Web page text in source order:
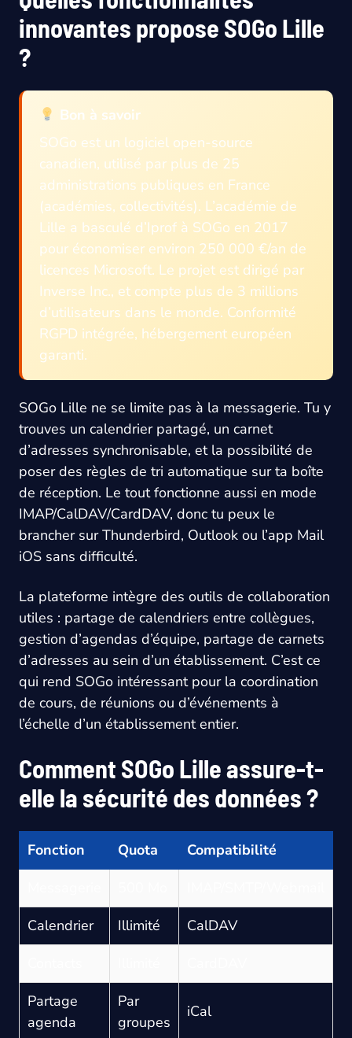
innovantes propose SOGo Lille
?
Bon à savoir
SOGo est un logiciel open-source
canadien, utilisé par plus de 25
administrations publiques en France
(académies, collectivités). L’académie de
Lille a basculé d’Iprof à SOGo en 2017
pour économiser environ 250 000 €/an de
licences Microsoft. Le projet est dirigé par
Inverse Inc., et compte plus de 3 millions
d’utilisateurs dans le monde. Conformité
RGPD intégrée, hébergement européen
garanti.
SOGo Lille ne se limite pas à la messagerie. Tu y
trouves un calendrier partagé, un carnet
d’adresses synchronisable, et la possibilité de
poser des règles de tri automatique sur ta boîte
de réception. Le tout fonctionne aussi en mode
IMAP/CalDAV/CardDAV, donc tu peux le
brancher sur Thunderbird, Outlook ou l’app Mail
iOS sans difficulté.
La plateforme intègre des outils de collaboration
utiles : partage de calendriers entre collègues,
gestion d’agendas d’équipe, partage de carnets
d’adresses au sein d’un établissement. C’est ce
qui rend SOGo intéressant pour la coordination
de cours, de réunions ou d’événements à
l’échelle d’un établissement entier.
Comment SOGo Lille assure-t-
elle la sécurité des données ?
Fonction Quota Compatibilité
Calendrier
Illimité CalDAV
Partage
agenda
Par
groupes
iCal